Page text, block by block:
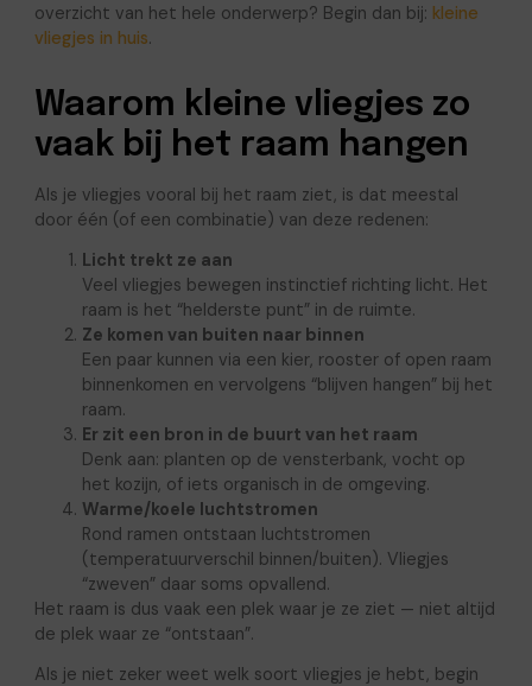
overzicht van het hele onderwerp? Begin dan bij: kleine
vliegjes in huis.
Waarom kleine vliegjes zo
vaak bij het raam hangen
Als je vliegjes vooral bij het raam ziet, is dat meestal
door één (of een combinatie) van deze redenen:
Licht trekt ze aan
Veel vliegjes bewegen instinctief richting licht. Het
raam is het “helderste punt” in de ruimte.
Ze komen van buiten naar binnen
Een paar kunnen via een kier, rooster of open raam
binnenkomen en vervolgens “blijven hangen” bij het
raam.
Er zit een bron in de buurt van het raam
Denk aan: planten op de vensterbank, vocht op
het kozijn, of iets organisch in de omgeving.
Warme/koele luchtstromen
Rond ramen ontstaan luchtstromen
(temperatuurverschil binnen/buiten). Vliegjes
“zweven” daar soms opvallend.
Het raam is dus vaak een plek waar je ze ziet — niet altijd
de plek waar ze “ontstaan”.
Als je niet zeker weet welk soort vliegjes je hebt, begin